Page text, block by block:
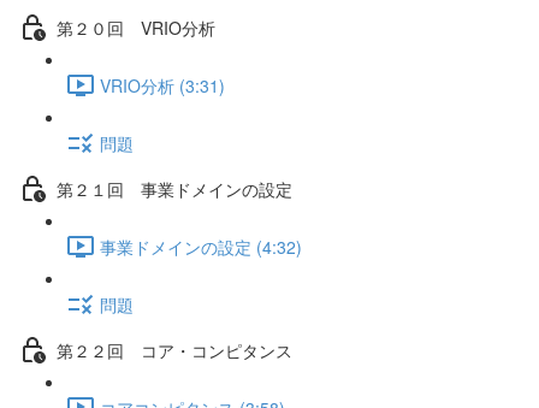
第２０回 VRIO分析
VRIO分析 (3:31)
問題
第２１回 事業ドメインの設定
事業ドメインの設定 (4:32)
問題
第２２回 コア・コンピタンス